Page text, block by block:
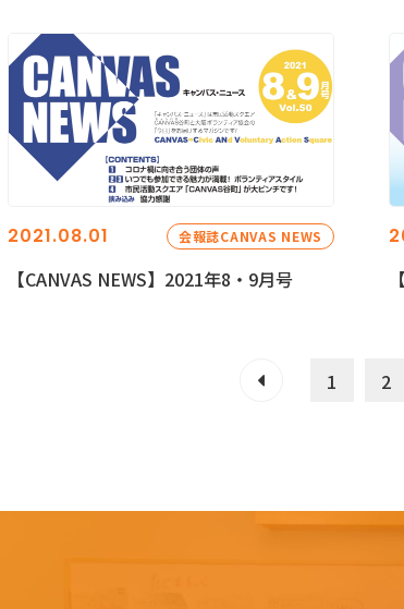
2021.08.01 会報誌CANVAS NEWS
【CANVAS NEWS】2021年8・9月号
1 2